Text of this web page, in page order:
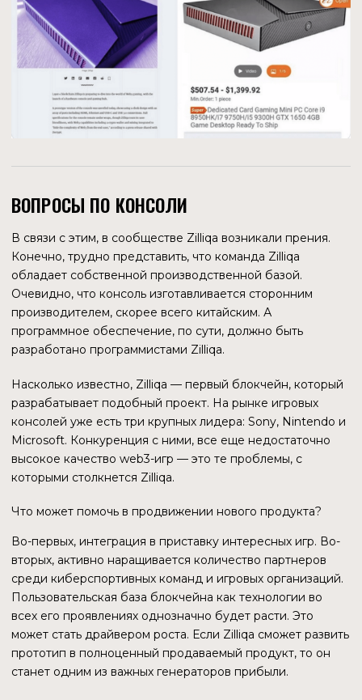
Шведская киберспортивная организация Ninjas in
пятилетний договор о партнерстве с Zilliqa. Финансовые
значительная часть спонсорской помощи будет
токенизированные «впечатления» для своих фанатов,
что позволит организации лучше монетизировать свою
аудиторию. Как официальный блокчейн-партнер NIP,
организации в Counter-Strike: Global Offensive и Rainbow
Six Siege.
ИГРОВЫЕ СООБЩЕСТВА
Похожие условия договора с испанской
киберспортивной организацией MAD Lions,
VALKYRIE INVESTMENTS
аккредитованным инвесторам криптовалютные ETF
(биржевые фонды), запустила Valkyrie Zilliqa Trust с
целевой доходностью 8 %.